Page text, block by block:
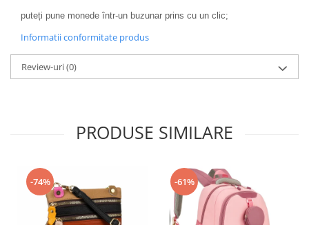
puteți pune monede într-un buzunar prins cu un clic;
Informatii conformitate produs
Review-uri(0)
PRODUSE SIMILARE
-74% -61%